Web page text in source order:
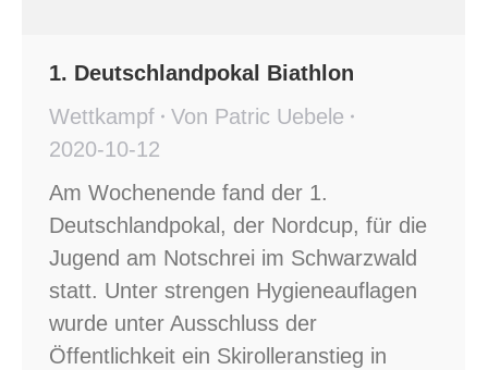
1. Deutschlandpokal Biathlon
Wettkampf
Von Patric Uebele
2020-10-12
Am Wochenende fand der 1.
Deutschlandpokal, der Nordcup, für die
Jugend am Notschrei im Schwarzwald
statt. Unter strengen Hygieneauflagen
wurde unter Ausschluss der
Öffentlichkeit ein Skirolleranstieg in